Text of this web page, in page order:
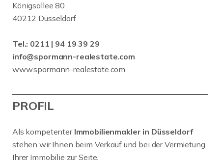
Königsallee 80
40212 Düsseldorf
Tel.: 0211 | 94 19 39 29
info@spormann-realestate.com
www.spormann-realestate.com
PROFIL
Als kompetenter Immobilienmakler in Düsseldorf
stehen wir Ihnen beim Verkauf und bei der Vermietung
Ihrer Immobilie zur Seite.